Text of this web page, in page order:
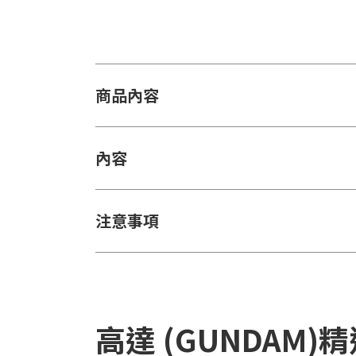
商品內容
內容
注意事項
高達 (GUNDAM)